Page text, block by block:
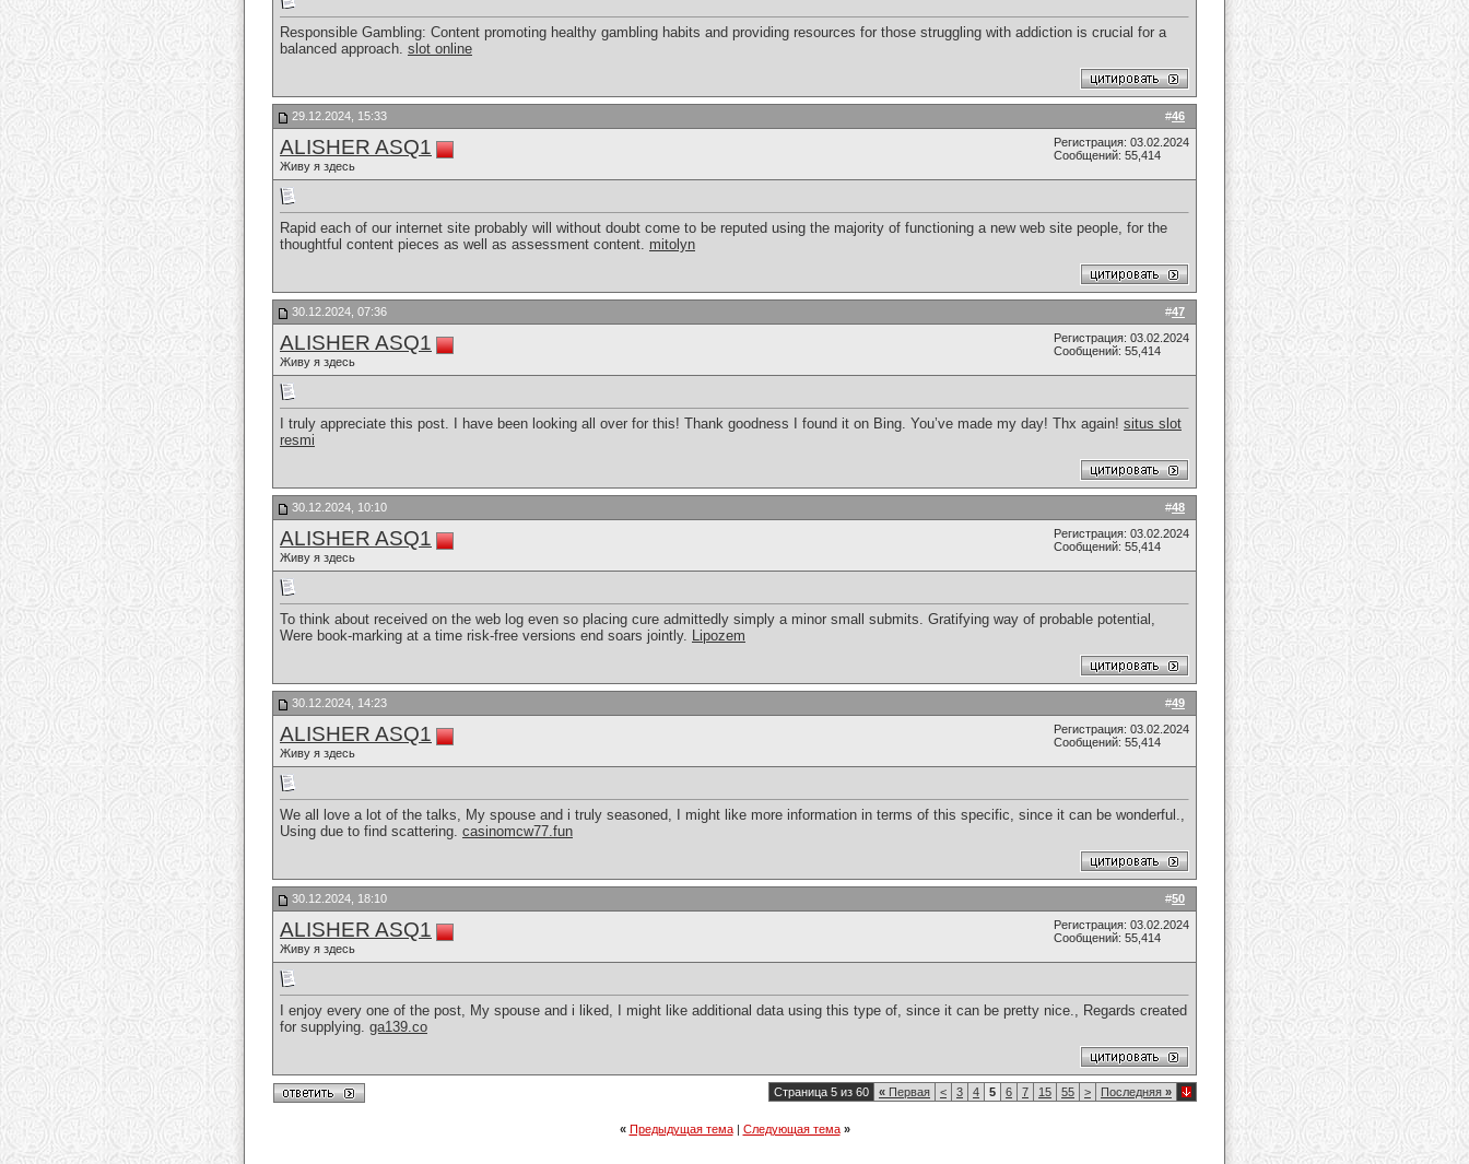
Responsible Gambling: Content promoting healthy gambling habits and providing resources for those struggling with addiction is crucial for a
balanced approach. slot online
#46
29.12.2024, 15:33
ALISHER ASQ1
Живу я здесь
Регистрация: 03.02.2024
Сообщений: 55,414
Rapid each of our internet site probably will without doubt come to be reputed using the majority of functioning a new web site people, for the
thoughtful content pieces as well as assessment content. mitolyn
#47
30.12.2024, 07:36
ALISHER ASQ1
Живу я здесь
Регистрация: 03.02.2024
Сообщений: 55,414
I truly appreciate this post. I have been looking all over for this! Thank goodness I found it on Bing. You’ve made my day! Thx again! situs slot
resmi
#48
30.12.2024, 10:10
ALISHER ASQ1
Живу я здесь
Регистрация: 03.02.2024
Сообщений: 55,414
To think about received on the web log even so placing cure admittedly simply a minor small submits. Gratifying way of probable potential,
Were book-marking at a time risk-free versions end soars jointly. Lipozem
#49
30.12.2024, 14:23
ALISHER ASQ1
Живу я здесь
Регистрация: 03.02.2024
Сообщений: 55,414
We all love a lot of the talks, My spouse and i truly seasoned, I might like more information in terms of this specific, since it can be wonderful.,
Using due to find scattering. casinomcw77.fun
#50
30.12.2024, 18:10
ALISHER ASQ1
Живу я здесь
Регистрация: 03.02.2024
Сообщений: 55,414
I enjoy every one of the post, My spouse and i liked, I might like additional data using this type of, since it can be pretty nice., Regards created
for supplying. ga139.co
Страница 5 из 60 « Первая < 3 4 5 6 7 15 55 > Последняя »
« Предыдущая тема| Следующая тема »